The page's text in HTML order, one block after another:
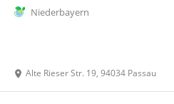
Niederbayern
Alte Rieser Str. 19, 94034 Passau